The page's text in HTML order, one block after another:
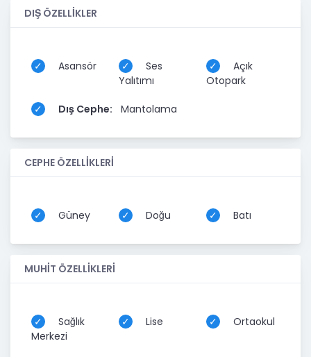
DIŞ ÖZELLİKLER
Asansör
Ses
Yalıtımı
Açık
Otopark
Dış Cephe: Mantolama
CEPHE ÖZELLİKLERİ
Güney Doğu Batı
MUHİT ÖZELLİKLERİ
Sağlık
Merkezi
Lise Ortaokul